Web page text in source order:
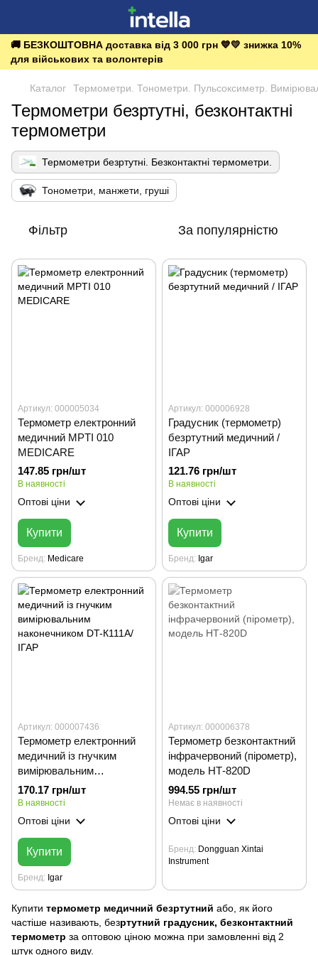
🚚 БЕЗКОШТОВНА доставка від 3 000 грн 💙💛 знижка 10%
для військових та волонтерів
Каталог Термометри. Тонометри. Пульсоксиметр.
Термометри безртутні, безконтактні
термометри
Термометри безртутні. Безконтактні термометри.
Тонометри, манжети, груші
Фільтр За популярністю
Артикул: 000005034
Термометр електронний
медичний MPTI 010
MEDICARE
147.85 грн/шт
В наявності
Оптові ціни
Купити
Бренд Medicare
Артикул: 000006928
Градусник (термометр)
безртутний медичний /
ІГАР
121.76 грн/шт
В наявності
Оптові ціни
Купити
Бренд Igar
Артикул: 000007436
Термометр електронний
медичний із гнучким
вимірювальним
наконечником DT-К111А/
ІГАР
170.17 грн/шт
В наявності
Оптові ціни
Купити
Бренд Igar
Артикул: 000006378
Термометр безконтактний
інфрачервоний (пірометр),
модель НТ-820D
994.55 грн/шт
Немає в наявності
Оптові ціни
Бренд Dongguan Xintai
Instrument
Купити термометр медичний безртутний або, як його
частіше називають, безртутний градусник, безконтактний
термометр за оптовою ціною можна при замовленні від 2
штук одного виду.